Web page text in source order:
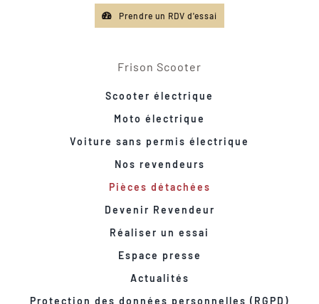
Prendre un RDV d'essai
Frison Scooter
Scooter électrique
Moto électrique
Voiture sans permis électrique
Nos revendeurs
Pièces détachées
Devenir Revendeur
Réaliser un essai
Espace presse
Actualités
Protection des données personnelles (RGPD)